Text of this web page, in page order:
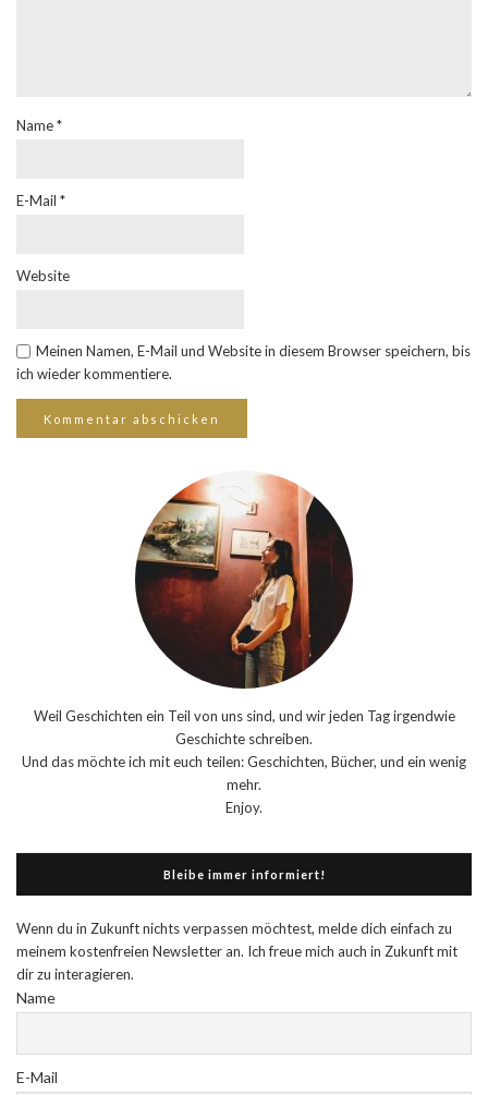
Name*
E-Mail *
Website
Meinen Namen, E-Mail und Website in diesem Browser speichern, bis
ich wieder kommentiere.
Weil Geschichten ein Teil von uns sind, und wir jeden Tag irgendwie
Geschichte schreiben.
Und das möchte ich mit euch teilen: Geschichten, Bücher, und ein wenig
mehr.
Enjoy.
Bleibe immer informiert!
Wenn du in Zukunft nichts verpassen möchtest, melde dich einfach zu
meinem kostenfreien Newsletter an. Ich freue mich auch in Zukunft mit
dir zu interagieren.
Name
E-Mail